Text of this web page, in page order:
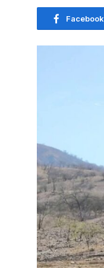
Facebook